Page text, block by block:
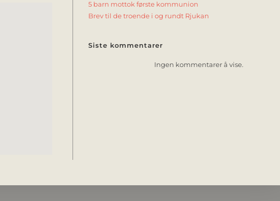
5 barn mottok første kommunion
Brev til de troende i og rundt Rjukan
Siste kommentarer
Ingen kommentarer å vise.